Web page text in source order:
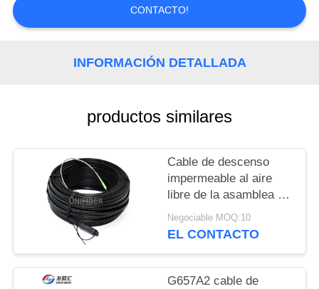
NOTICIAS
MAPA
SITIO
PRIVACY
POLICY
CONTACTO!
INFORMACIÓN DETALLADA
productos similares
Cable de descenso
impermeable al aire
libre de la asamblea de
cable de la fibra de
G657A2 FTTH
Negociable MOQ:10
EL CONTACTO
G657A2 cable de